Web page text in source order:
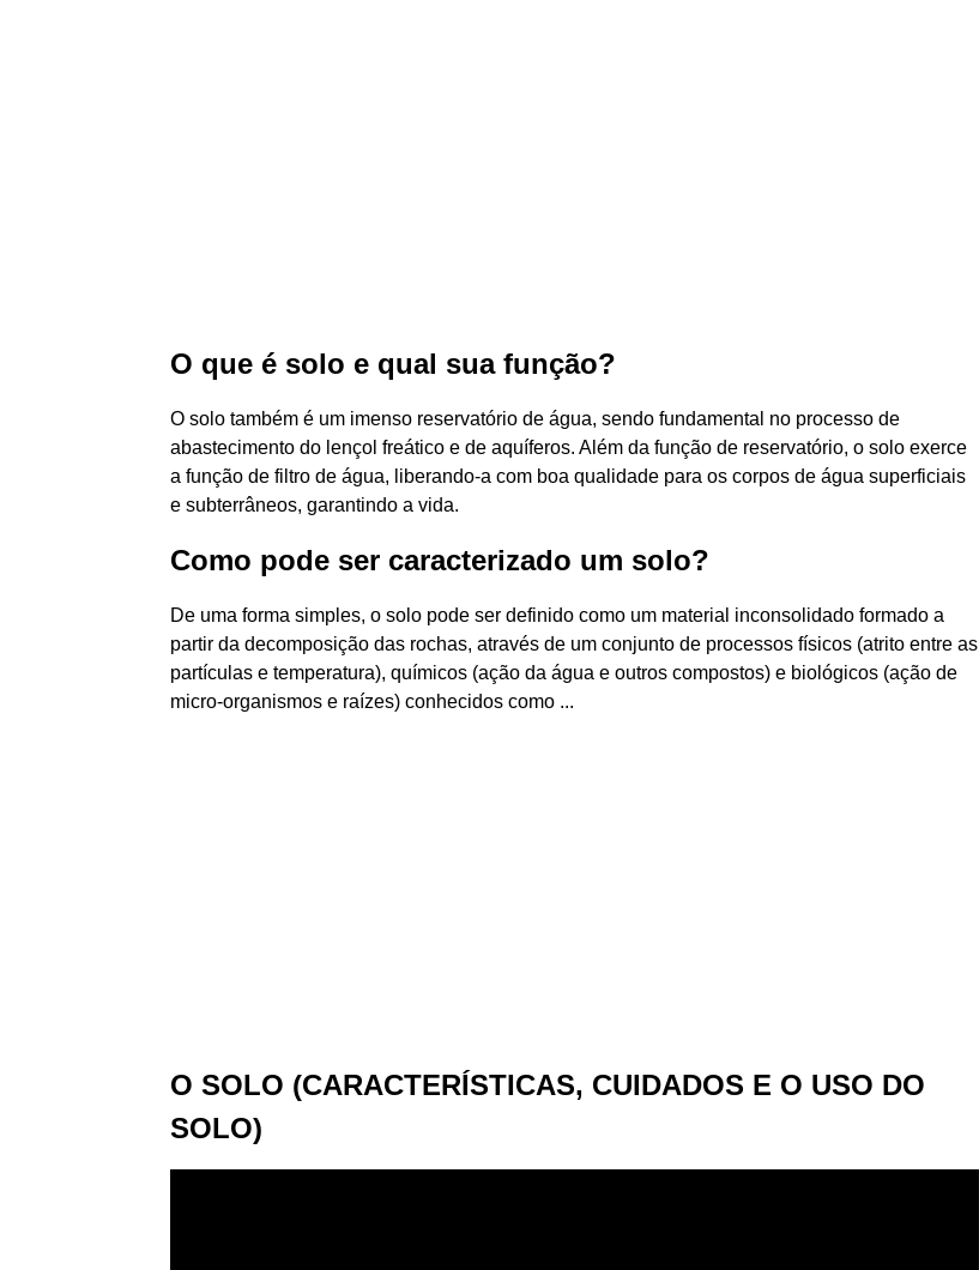
O que é solo e qual sua função?
O solo também é um imenso reservatório de água, sendo fundamental no processo de
abastecimento do lençol freático e de aquíferos. Além da função de reservatório, o solo exerce
a função de filtro de água, liberando-a com boa qualidade para os corpos de água superficiais
e subterrâneos, garantindo a vida.
Como pode ser caracterizado um solo?
De uma forma simples, o solo pode ser definido como um material inconsolidado formado a
partir da decomposição das rochas, através de um conjunto de processos físicos (atrito entre as
partículas e temperatura), químicos (ação da água e outros compostos) e biológicos (ação de
micro-organismos e raízes) conhecidos como ...
O SOLO (CARACTERÍSTICAS, CUIDADOS E O USO DO
SOLO)